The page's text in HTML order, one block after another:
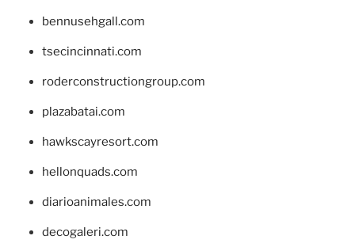
bennusehgall.com
tsecincinnati.com
roderconstructiongroup.com
plazabatai.com
hawkscayresort.com
hellonquads.com
diarioanimales.com
decogaleri.com